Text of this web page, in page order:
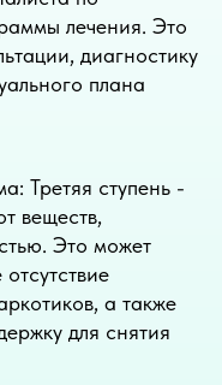
лечения. Это
диагностику
плана
Третяя ступень -
веществ,
Это может
а также
для снятия